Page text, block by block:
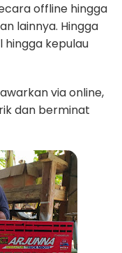
offline hingga
lainnya. Hingga
hingga kepulau
via online,
dan berminat